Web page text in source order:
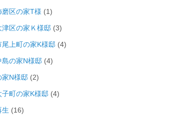
磨区の家T様 (1)
津区の家Ｋ様邸 (3)
尾上町の家K様邸 (4)
島の家N様邸 (4)
家N様邸 (2)
子町の家K様邸 (4)
生 (16)